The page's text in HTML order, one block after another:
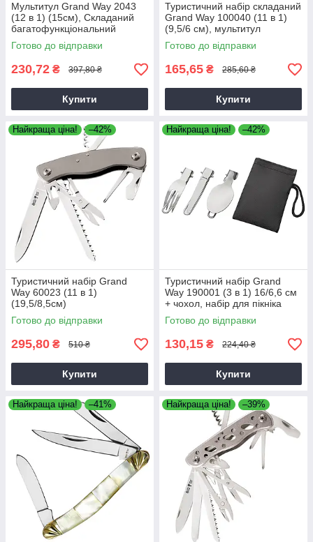
Мультитул Grand Way 2043
(12 в 1) (15см), Складаний
багатофункціональний
інструмент, Мультитул з
чохлом
Готово до відправки
230,72 ₴ 397,80 ₴
Купити
Туристичний набір складаний
Grand Way 100040 (11 в 1)
(9,5/6 см), мультитул
багатофункціональний,
мультитул туристичний,
мультитул
Готово до відправки
165,65 ₴ 285,60 ₴
Купити
Найкраща ціна! –42%
Туристичний набір Grand
Way 60023 (11 в 1)
(19,5/8,5см)
Готово до відправки
295,80 ₴ 510 ₴
Купити
Найкраща ціна! –42%
Туристичний набір Grand
Way 190001 (3 в 1) 16/6,6 см
+ чохол, набір для пікніка
нержавійка
Готово до відправки
130,15 ₴ 224,40 ₴
Купити
Найкраща ціна! –41% Найкраща ціна! –39%